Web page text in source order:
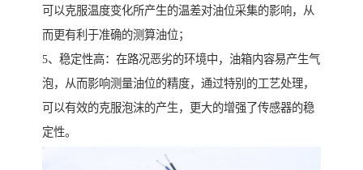
可以克服温度变化所产生的温差对油位采集的影响，从
而更有利于准确的测算油位；
5、稳定性高：在路况恶劣的环境中，油箱内容易产生气
泡，从而影响测量油位的精度，通过特别的工艺处理，
可以有效的克服泡沫的产生，更大的增强了传感器的稳
定性。